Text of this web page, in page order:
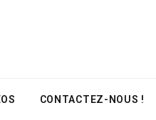
CONTACTEZ-NOUS !